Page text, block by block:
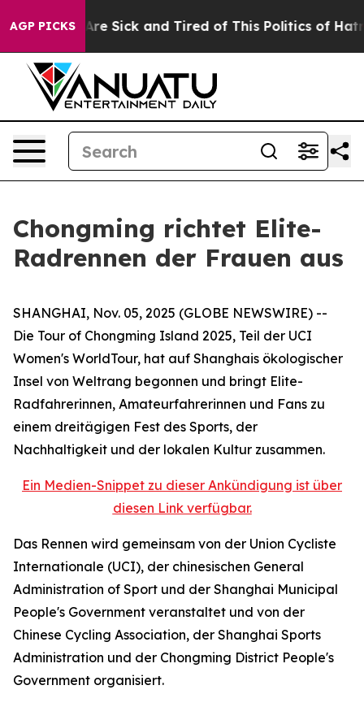
AGP PICKSAre Sick and Tired of This Politics of Hatred”
Chongming richtet Elite-
Radrennen der Frauen aus
SHANGHAI, Nov. 05, 2025 (GLOBE NEWSWIRE) --
Die Tour of Chongming Island 2025, Teil der UCI
Women's WorldTour, hat auf Shanghais ökologischer
Insel von Weltrang begonnen und bringt Elite-
Radfahrerinnen, Amateurfahrerinnen und Fans zu
einem dreitägigen Fest des Sports, der
Nachhaltigkeit und der lokalen Kultur zusammen.
Ein Medien-Snippet zu dieser Ankündigung ist über
diesen Link verfügbar.
Das Rennen wird gemeinsam von der Union Cycliste
Internationale (UCI), der chinesischen General
Administration of Sport und der Shanghai Municipal
People's Government veranstaltet und von der
Chinese Cycling Association, der Shanghai Sports
Administration und der Chongming District People's
Government organisiert.